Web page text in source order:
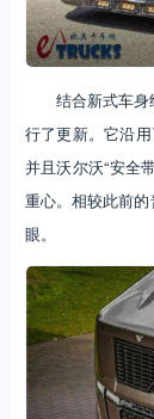
结合新式车
行了更新。它沿
并且沃尔沃“安全
重心。相较此前
眼。